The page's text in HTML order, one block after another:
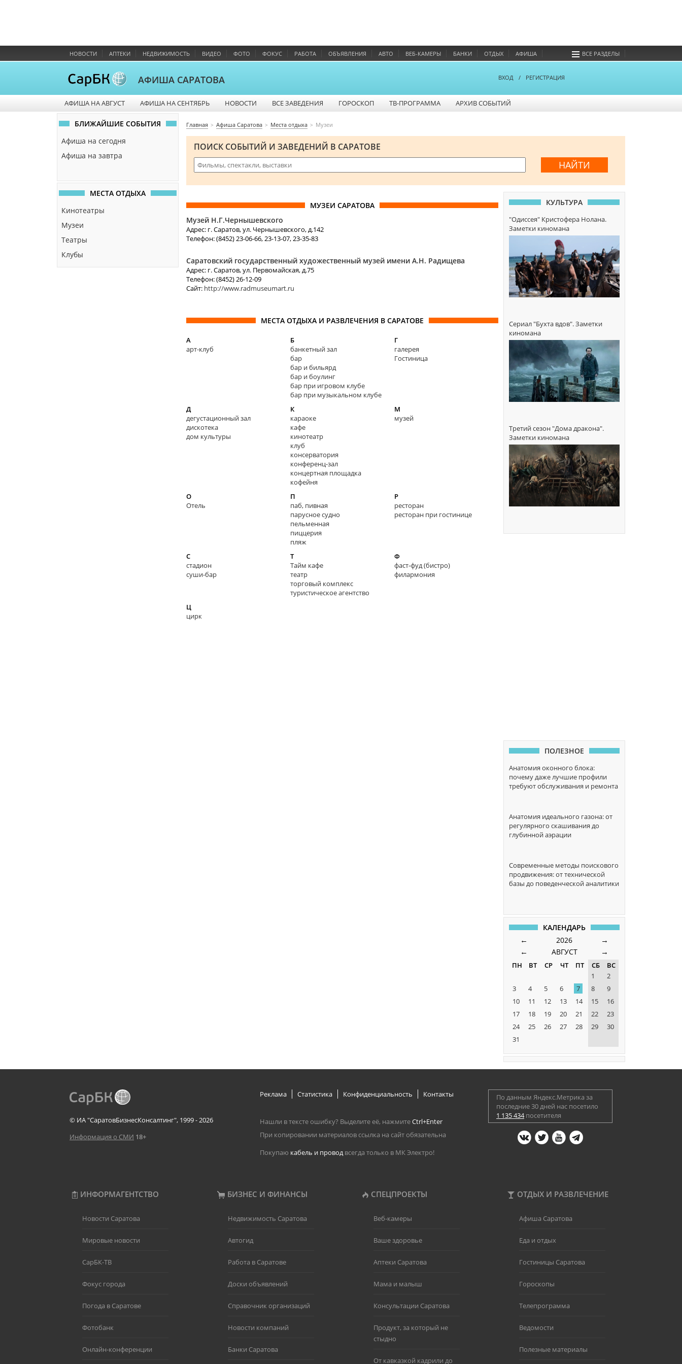
НОВОСТИ АПТЕКИ НЕДВИЖИМОСТЬ ВИДЕО ФОТО ФОКУС РАБОТА ОБЪЯВЛЕНИЯ АВТО ВЕБ-КАМЕРЫ БАНКИ ОТДЫХ АФИША ВСЕ РАЗДЕЛЫ
АФИША САРАТОВА ВХОД / РЕГИСТРАЦИЯ
АФИША НА АВГУСТ АФИША НА СЕНТЯБРЬ НОВОСТИ ВСЕ ЗАВЕДЕНИЯ ГОРОСКОП ТВ-ПРОГРАММА АРХИВ СОБЫТИЙ
БЛИЖАЙШИЕ СОБЫТИЯ
Афиша на сегодня
Афиша на завтра
МЕСТА ОТДЫХА
Кинотеатры
Музеи
Театры
Клубы
Главная Афиша Саратова Места отдыха Музеи
ПОИСК СОБЫТИЙ И ЗАВЕДЕНИЙ В САРАТОВЕ
МУЗЕИ САРАТОВА
Музей Н.Г.Чернышевского
Адрес: г. Саратов, ул. Чернышевского, д.142
Телефон: (8452) 23-06-66, 23-13-07, 23-35-83
Саратовский государственный художественный музей имени А.Н. Радищева
Адрес: г. Саратов, ул. Первомайская, д.75
Телефон: (8452) 26-12-09
Сайт: http://www.radmuseumart.ru
МЕСТА ОТДЫХА И РАЗВЛЕЧЕНИЯ В САРАТОВЕ
А
арт-клуб
Б
банкетный зал
бар
бар и бильярд
бар и боулинг
бар при игровом клубе
бар при музыкальном клубе
Г
галерея
Гостиница
Д
дегустационный зал
дискотека
дом культуры
К
караоке
кафе
кинотеатр
клуб
консерватория
конференц-зал
концертная площадка
кофейня
М
музей
О
Отель
П
паб, пивная
парусное судно
пельменная
пиццерия
пляж
Р
ресторан
ресторан при гостинице
С
стадион
суши-бар
Т
Тайм кафе
театр
торговый комплекс
туристическое агентство
Ф
фаст-фуд (бистро)
филармония
Ц
цирк
КУЛЬТУРА
"Одиссея" Кристофера Нолана.
Заметки киномана
Сериал "Бухта вдов". Заметки
киномана
Третий сезон "Дома дракона".
Заметки киномана
ПОЛЕЗНОЕ
Анатомия оконного блока:
почему даже лучшие профили
требуют обслуживания и ремонта
Анатомия идеального газона: от
регулярного скашивания до
глубинной аэрации
Современные методы поискового
продвижения: от технической
базы до поведенческой аналитики
КАЛЕНДАРЬ
← 2026
→
←
АВГУСТ →
ПН ВТ СР ЧТ ПТ СБ
ВС
1
2
3
4 5 6 7 8
9
10
11 12 13 14 15
16
17
18 19 20 21 22
23
24
25 26 27 28 29
30
31
© ИА "СаратовБизнесКонсалтинг", 1999 - 2026
Информация о СМИ 18+
Реклама Статистика Конфиденциальность Контакты
Нашли в тексте ошибку? Выделите её, нажмитеCtrl+Enter
При копировании материалов ссылка на сайт обязательна
Покупаю кабель и проводвсегда только в МК Электро!
По данным Яндекс.Метрика за
последние 30 дней нас посетило
1 135 434посетителя
ИНФОРМАГЕНТСТВО БИЗНЕС И ФИНАНСЫ СПЕЦПРОЕКТЫ ОТДЫХ И РАЗВЛЕЧЕНИЕ
Новости Саратова
Мировые новости
СарБК-ТВ
Фокус города
Погода в Саратове
Фотобанк
Онлайн-конференции
Недвижимость Саратова
Автогид
Работа в Саратове
Доски объявлений
Справочник организаций
Новости компаний
Банки Саратова
Веб-камеры
Ваше здоровье
Аптеки Саратова
Мама и малыш
Консультации Саратова
Продукт, за который не
стыдно
От кавказкой кадрили до
Афиша Саратова
Еда и отдых
Гостиницы Саратова
Гороскопы
Телепрограмма
Ведомости
Полезные материалы